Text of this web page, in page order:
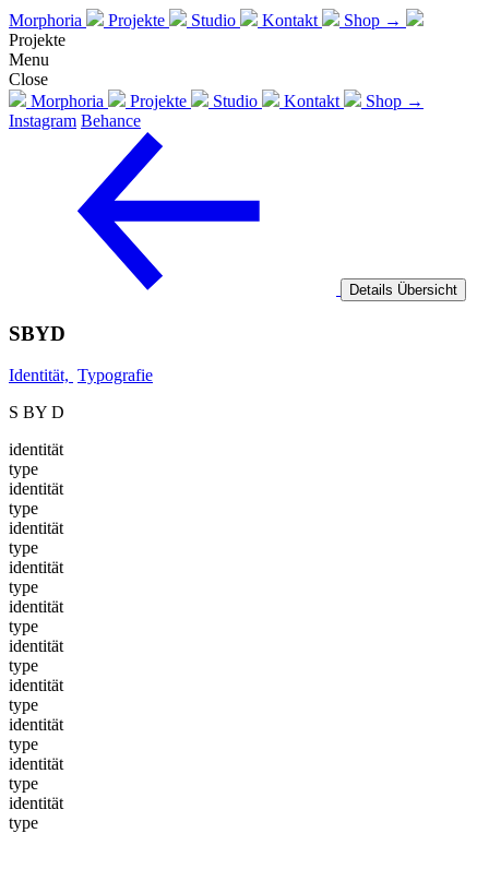
Morphoria Projekte Studio Kontakt
Shop →
Projekte
Menu
Close
Morphoria
Projekte Studio Kontakt
Shop →
Instagram Behance
Details Übersicht
SBYD
Identität, Typografie
S BY D
identität
type
identität
type
identität
type
identität
type
identität
type
identität
type
identität
type
identität
type
identität
type
identität
type